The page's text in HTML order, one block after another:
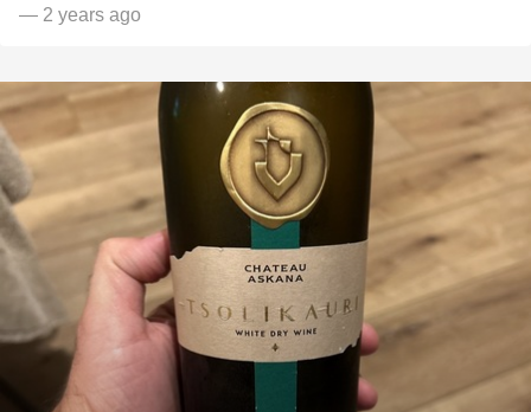
— 2 years ago